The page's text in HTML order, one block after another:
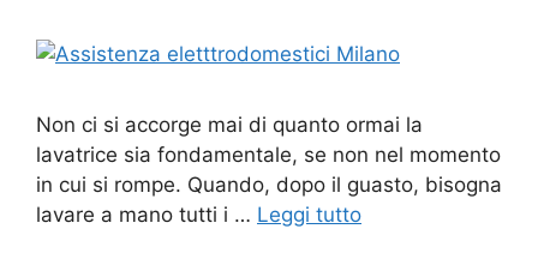
Non ci si accorge mai di quanto ormai la
lavatrice sia fondamentale, se non nel momento
in cui si rompe. Quando, dopo il guasto, bisogna
lavare a mano tutti i … Leggi tutto